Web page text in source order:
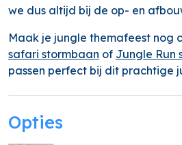
we dus altijd bij de op- en
Maak je jungle themafeest nog
safari stormbaan of Jungle Run
passen perfect bij dit prachtige
Opties